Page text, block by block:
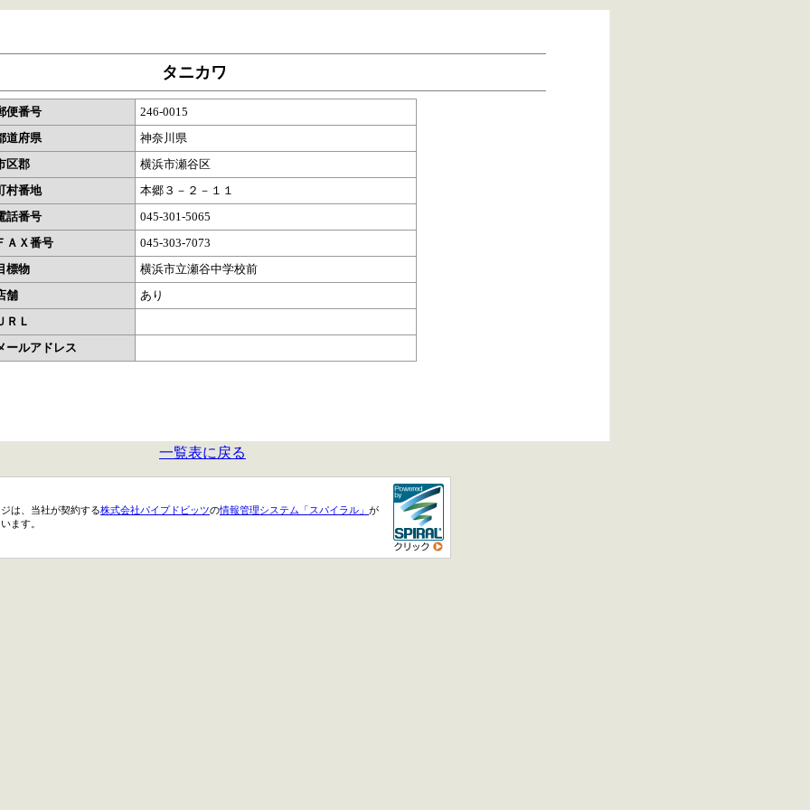
タニカワ
便番号
246-0015
道府県
神奈川県
区郡
横浜市瀬谷区
村番地
本郷３－２－１１
話番号
045-301-5065
ＡＸ番号
045-303-7073
標物
横浜市立瀬谷中学校前
舗
あり
ＲＬ
ールアドレス
一覧表に戻る
は、当社が契約する株式会社パイプドビッツの情報管理システム「スパイラル」 が
ます。